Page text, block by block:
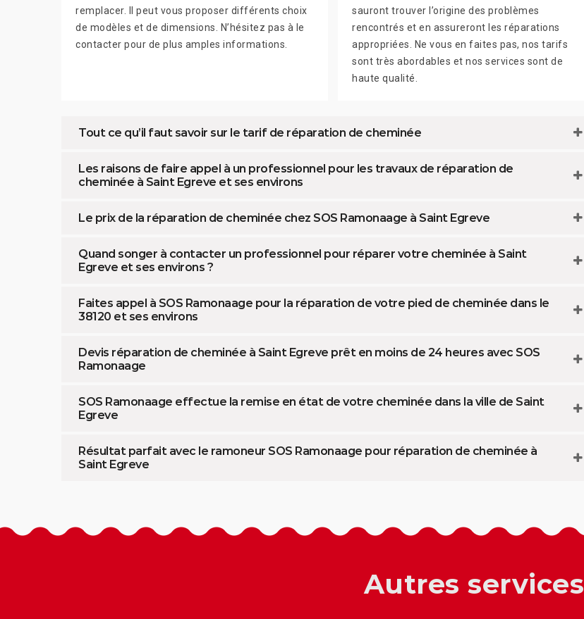
remplacer. Il peut vous proposer différents choix
de modèles et de dimensions. N’hésitez pas à le
contacter pour de plus amples informations.
sauront trouver l’origine des problèmes
rencontrés et en assureront les réparations
appropriées. Ne vous en faites pas, nos tarifs
sont très abordables et nos services sont de
haute qualité.
Tout ce qu’il faut savoir sur le tarif de réparation de cheminée
Les raisons de faire appel à un professionnel pour les travaux de réparation de
cheminée à Saint Egreve et ses environs
Le prix de la réparation de cheminée chez SOS Ramonaage à Saint Egreve
Quand songer à contacter un professionnel pour réparer votre cheminée à Saint
Egreve et ses environs ?
Faites appel à SOS Ramonaage pour la réparation de votre pied de cheminée dans le
38120 et ses environs
Devis réparation de cheminée à Saint Egreve prêt en moins de 24 heures avec SOS
Ramonaage
SOS Ramonaage effectue la remise en état de votre cheminée dans la ville de Saint
Egreve
Résultat parfait avec le ramoneur SOS Ramonaage pour réparation de cheminée à
Saint Egreve
Autres services